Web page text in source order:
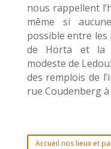
nous rappellent
même si
possible entre
de Horta et la
modeste de
des remplois de
rue Coudenberg
Accueil nos lieux et